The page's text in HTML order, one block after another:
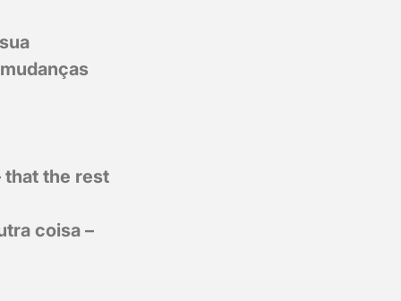
that the rest
coisa –